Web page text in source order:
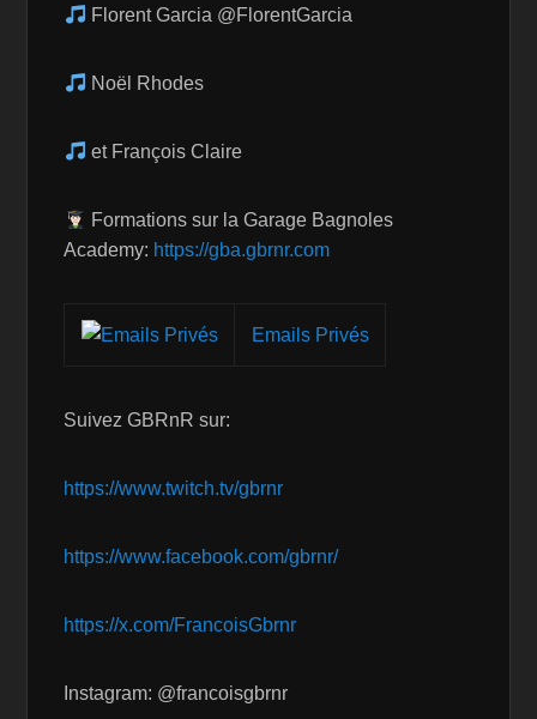
Florent Garcia @FlorentGarcia
Noël Rhodes
et François Claire
Formations sur la Garage Bagnoles
Academy: https://gba.gbrnr.com
Emails Privés
Suivez GBRnR sur:
https://www.twitch.tv/gbrnr
https://www.facebook.com/gbrnr/
https://x.com/FrancoisGbrnr
Instagram: @francoisgbrnr